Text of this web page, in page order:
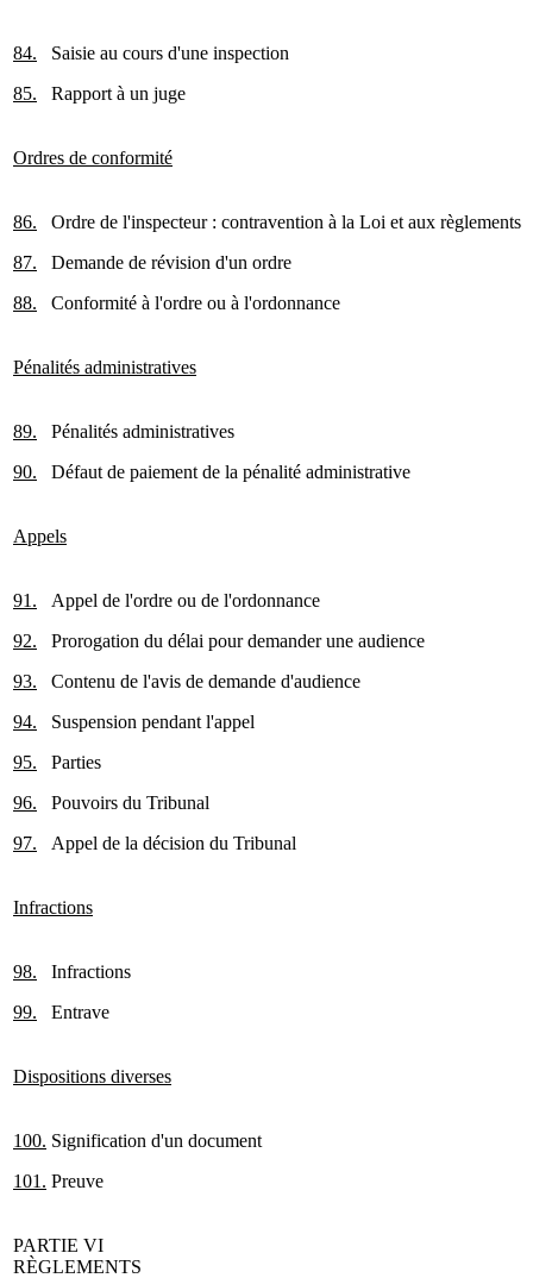
84.
85.
Saisie au cours d'une inspection
Rapport à un juge
Ordres de conformité
86.
87.
88.
Ordre de l'inspecteur : contravention à la Loi et aux règlements
Demande de révision d'un ordre
Conformité à l'ordre ou à l'ordonnance
Pénalités administratives
89.
90.
Pénalités administratives
Défaut de paiement de la pénalité administrative
Appels
91.
92.
93.
94.
95.
96.
97.
Appel de l'ordre ou de l'ordonnance
Prorogation du délai pour demander une audience
Contenu de l'avis de demande d'audience
Suspension pendant l'appel
Parties
Pouvoirs du Tribunal
Appel de la décision du Tribunal
Infractions
98.
99.
Infractions
Entrave
Dispositions diverses
100.
101.
Signification d'un document
Preuve
PARTIE VI
RÈGLEMENTS